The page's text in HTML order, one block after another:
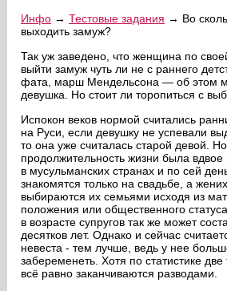
эфир
на сайте
пользователей
Инфо→ Тестовые задания → Во
выходить замуж?
Так уж заведено, что женщина по
выйти замуж чуть ли не с раннего
фата, марш Мендельсона — об этом
девушка. Но стоит ли торопиться с
Испокон веков нормой считались
на Руси, если девушку не успевали
то она уже считалась старой девой. Но
продолжительность жизни была
в мусульманских странах и по сей
знакомятся только на свадьбе, а
выбираются их семьями исходя из
положения или общественного
в возрасте супругов так же может
десятков лет. Однако и сейчас
невеста - тем лучше, ведь у нее
забеременеть. Хотя по статистике
всё равно заканчиваются разводами.